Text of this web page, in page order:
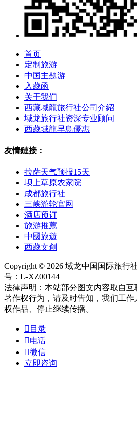
首页
定制旅游
中国主题游
入藏函
关于我们
西藏域龍旅行社公司介紹
域龙旅行社资深专业顾问
西藏域龍早鳥優惠
友情鏈接：
拉萨天气预报15天
坝上草原农家院
成都旅行社
三峡游轮官网
酒店预订
旅游推薦
中國旅遊
西藏文創
Copyright © 2026 域龙中国国际旅行
号：L-XZ00144
法律声明：本站部分图文内容取自
著作权行为，请及时告知，我们工
权作品、停止继续传播。
 目录
电话
微信
立即咨询